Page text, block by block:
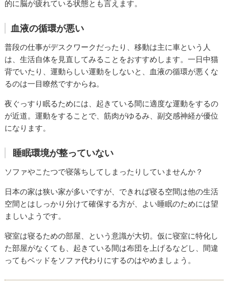
的に脳が疲れている状態とも言えます。
血液の循環が悪い
普段の仕事がデスクワークだったり、移動は主に車という人
は、生活自体を見直してみることをおすすめします。一日中猫
背でいたり、運動らしい運動をしないと、血液の循環が悪くな
るのは一目瞭然ですからね。
夜ぐっすり眠るためには、起きている間に適度な運動をするの
が近道。運動をすることで、筋肉がゆるみ、副交感神経が優位
になります。
睡眠環境が整っていない
ソファやこたつで寝落ちしてしまったりしていませんか？
日本の家は狭い家が多いですが、できれば寝る空間は他の生活
空間とはしっかり分けて確保する方が、よい睡眠のためには望
ましいようです。
寝室は寝るための部屋、という意識が大切。仮に寝室に特化し
た部屋がなくても、起きている間は布団を上げるなどし、間違
ってもベッドをソファ代わりにするのはやめましょう。